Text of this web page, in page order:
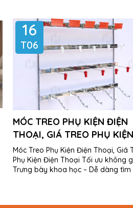
16
T06
MÓC TREO PHỤ KIỆN ĐIỆN
THOẠI, GIÁ TREO PHỤ KIỆN
ĐIỆN THOẠI
Móc Treo Phụ Kiện Điện Thoại, Giá
Phụ Kiện Điện Thoại Tối ưu không
Trưng bày khoa học – Dễ dàng tìm